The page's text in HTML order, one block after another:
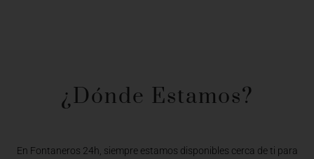
¿Dónde Estamos?​
En Fontaneros 24h, siempre estamos disponibles cerca de ti para